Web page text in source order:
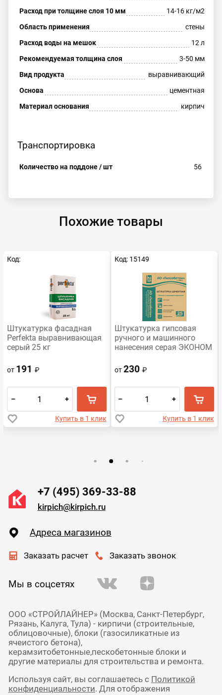
Расход при толщине слоя 10 мм
14-16 кг/м2
Область применения
стены
Расход воды на мешок
12 л
Рекомендуемая толщина слоя
3-50 мм
Вид продукта
выравнивающий
Основа
цементная
Материал основания
кирпич
Транспортировка
Количество на поддоне / шт 56
Похожие товары
Код:
Штукатурка фасадная
Perfekta выравнивающая
серый 25 кг
от 191₽
– +
Купить в 1 клик
Код: 15149
Штукатурка гипсовая
ручного и машинного
нанесения серая ЭКОНОМ
от230₽
– +
Купить в 1 клик
+7 (495) 369-33-88
kirpich@kirpich.ru
Адреса магазинов
Заказать расчет Заказать звонок
Мы в соцсетях
ООО «СТРОЙЛАЙНЕР» (Москва, Санкт-Петербург,
Рязань, Калуга, Тула) - кирпичи (строительные,
облицовочные), блоки (газосиликатные из
ячеистого бетона),
керамзитобетонные,пескобетонные блоки и
другие материалы для строительства и ремонта.
Используя сайт, вы соглашаетесь с Политикой
конфиденциальности. Для отображения